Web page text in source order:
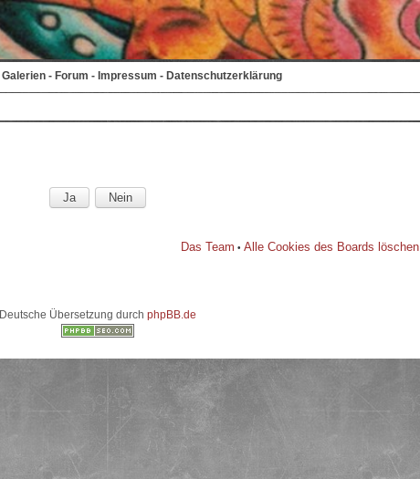
Galerien - Forum - Impressum - Datenschutzerklärung
Das Team • Alle Cookies des Boards löschen
Deutsche Übersetzung durch phpBB.de